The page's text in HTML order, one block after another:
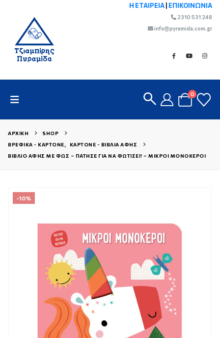
Η ΕΤΑΙΡΕΙΑ ΕΠΙΚΟΙΝΩΝΙΑ
2310 531 248
info@pyramida.com.gr
0
ΑΡΧΙΚΉ
SHOP
ΒΡΕΦΙΚΆ - ΚΑΡΤΟΝΈ,
ΚΑΡΤΟΝΈ - ΒΙΒΛΊΑ ΑΦΉΣ
ΒΙΒΛΊΟ ΑΦΉΣ ΜΕ ΦΩΣ – ΠΆΤΗΣΕ ΓΙΑ ΝΑ ΦΩΤΊΣΕΙ! – ΜΙΚΡΟΊ ΜΟΝΌΚΕΡΟΙ
-10%